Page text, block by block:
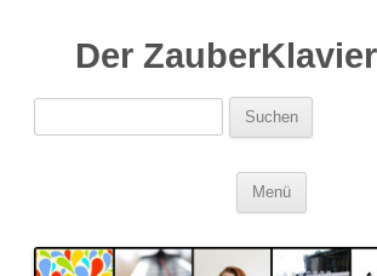
Der
Suchen
nach:
Menü